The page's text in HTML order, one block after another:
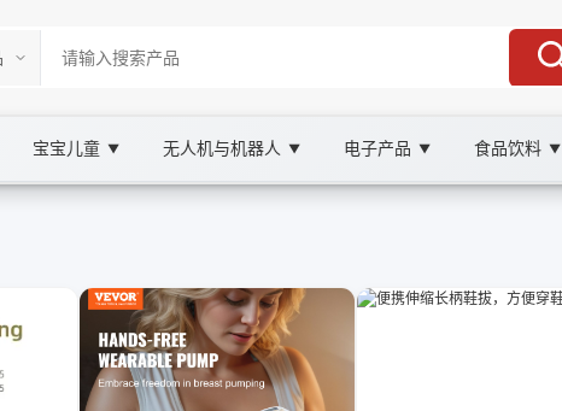
宝宝儿童 ▼ 无人机与机器人 ▼ 电子产品 ▼ 食品饮料 ▼
工业与民用领域，提升安全与效率。